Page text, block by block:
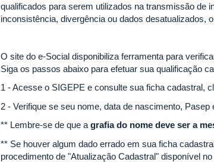
qualificados para serem utilizados na transmissão de
inconsistência, divergência ou dados desatualizados,
O site do e-Social disponibiliza ferramenta para
Siga os passos abaixo para efetuar sua qualificação
1 - Acesse o SIGEPE e consulte sua ficha cadastral,
2 - Verifique se seu nome, data de nascimento, Pasep
** Lembre-se de que a grafia do nome deve ser a
** Se houver algum dado errado em sua ficha
procedimento de "Atualização Cadastral" disponível